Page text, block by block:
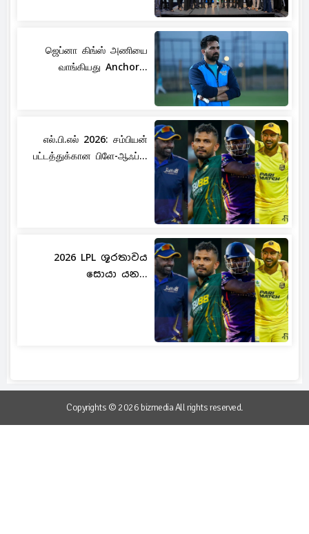
ஜெப்னா கிங்ஸ் அணியை
வாங்கியது Anchor...
எல்.பி.எல் 2026: சம்பியன்
பட்டத்துக்கான பிளே-ஆஃப்...
2026 LPL ශූරතාවය
සොයා යන...
Copyrights © 2026 bizmedia All rights reserved.